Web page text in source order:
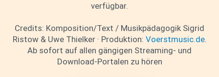
verfügbar.
Credits: Komposition/Text / Musikpädagogik Sigrid
Ristow & Uwe Thielker · Produktion: Voerstmusic.de.
Ab sofort auf allen gängigen Streaming- und
Download-Portalen zu hören